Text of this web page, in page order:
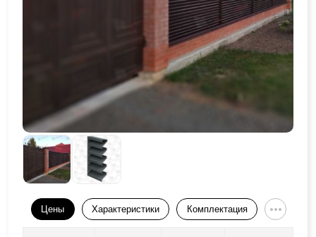
Цены Характеристики Комплектация